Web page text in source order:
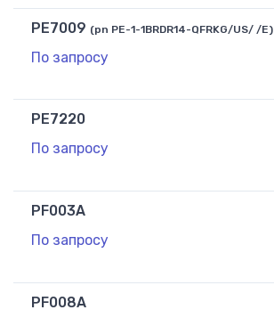
PE7009 (pn PE-1-1BRDR14-QFRKG/US/ /E)
По запросу
PE7220
По запросу
PF003A
По запросу
PF008A